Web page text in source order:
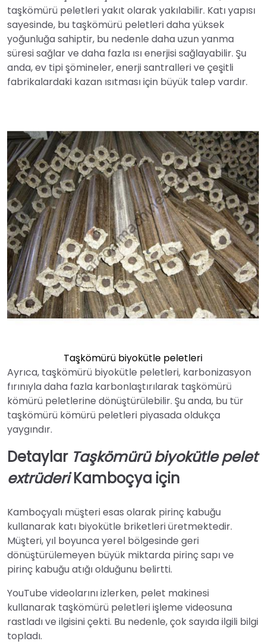
taşkömürü peletleri yakıt olarak yakılabilir. Katı yapısı
sayesinde, bu taşkömürü peletleri daha yüksek
yoğunluğa sahiptir, bu nedenle daha uzun yanma
süresi sağlar ve daha fazla ısı enerjisi sağlayabilir. Şu
anda, ev tipi şömineler, enerji santralleri ve çeşitli
fabrikalardaki kazan ısıtması için büyük talep vardır.
Taşkömürü biyokütle peletleri
Ayrıca, taşkömürü biyokütle peletleri, karbonizasyon
fırınıyla daha fazla karbonlaştırılarak taşkömürü
kömürü peletlerine dönüştürülebilir. Şu anda, bu tür
taşkömürü kömürü peletleri piyasada oldukça
yaygındır.
Detaylar Taşkömürü biyokütle pelet
extrüderiKamboçya için
Kamboçyalı müşteri esas olarak pirinç kabuğu
kullanarak katı biyokütle briketleri üretmektedir.
Müşteri, yıl boyunca yerel bölgesinde geri
dönüştürülemeyen büyük miktarda pirinç sapı ve
pirinç kabuğu atığı olduğunu belirtti.
YouTube videolarını izlerken, pelet makinesi
kullanarak taşkömürü peletleri işleme videosuna
rastladı ve ilgisini çekti. Bu nedenle, çok sayıda ilgili bilgi
topladı.